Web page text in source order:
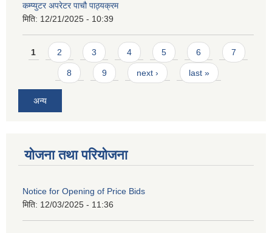
कम्प्युटर अपरेटर पाचौ पाठ्यक्रम
मिति: 12/21/2025 - 10:39
Pages
1 2 3 4 5 6 7
8 9 next › last »
अन्य
योजना तथा परियोजना
Notice for Opening of Price Bids
मिति: 12/03/2025 - 11:36